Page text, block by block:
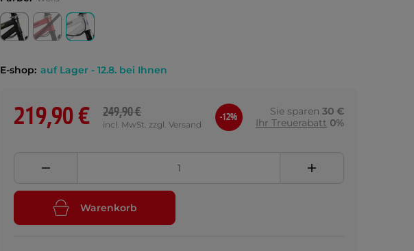
E-shop: auf Lager - 12.8. bei Ihnen
219,90 € 249,90 €
incl. MwSt. zzgl. Versand
-12% Sie sparen 30 €
Ihr Treuerabatt 0%
Warenkorb